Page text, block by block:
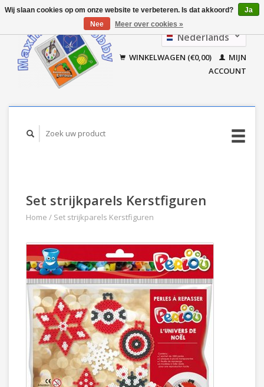
Nederlands
Français
WINKELWAGEN (€0,00)
MIJN
ACCOUNT
Set strijkparels Kerstfiguren
Home / Set strijkparels Kerstfiguren
Wij slaan cookies op om onze website te verbeteren. Is dat akkoord?
Ja
Nee
Meer over cookies »